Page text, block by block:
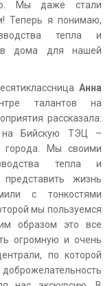
Мы даже стали
Теперь я понимаю,
тепла и
в дома для нашей
Анна
талантов на
рассказала:
на Бийскую ТЭЦ –
города. Мы своими
тепла и
жизнь
с тонкостями
мы пользуемся
образом это все
огромную и очень
по которой